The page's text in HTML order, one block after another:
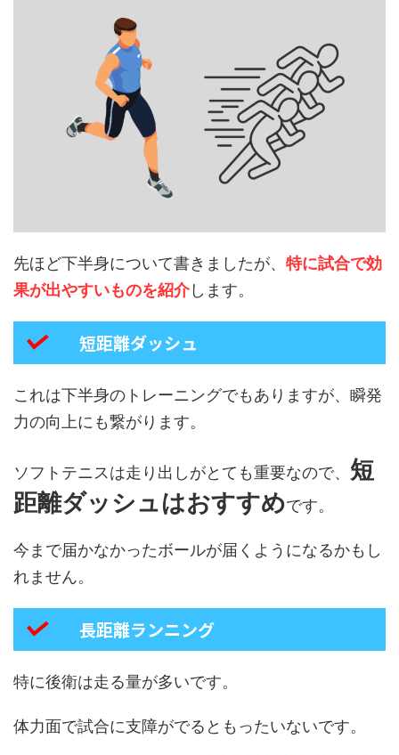
先ほど下半身について書きましたが、 特に試合で効
果が出やすいものを紹介します。
短距離ダッシュ
これは下半身のトレーニングでもありますが、瞬発
力の向上にも繋がります。
ソフトテニスは走り出しがとても重要なので、 短
距離ダッシュはおすすめです。
今まで届かなかったボールが届くようになるかもし
れません。
長距離ランニング
特に後衛は走る量が多いです。
体力面で試合に支障がでるともったいないです。